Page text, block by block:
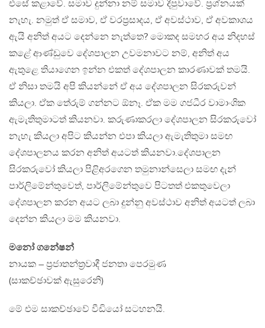
එසේ කළාවේ. සමාව දුන්නා නම් සමාව දීපුවාවේ. ප‍්‍රශ්නයක්
නැහැ. නමුත් ඒ සමාව, ඒ වරප‍්‍රසාදය, ඒ අවස්ථාව, ඒ අවකාශය
ඇයි අනිත් අයට දෙන්නෙ නැත්තෙ? මොකද සමහර අය නිදහස්
කළේ ආණ්ඩුවෙ දේශපාලන උවමනාවට නම්, අනිත් අය
ඇතුළෙ තියාගෙන ඉන්න එකත් දේශපාලන කාරණාවක් තමයි.
ඒ නිසා තමයි අපි කියන්නේ ඒ අය දේශපාලන සිරකරුවන්
කියලා. ඒක තේරුම් ගන්නට ඕනෑ. ඒක මම ගජධීර වාමාංශික
ඇමැතිතුමාටත් කියනවා. කරුණාකරලා දේශපාලන සිරකරුවෝ
නැහැ කියලා අපිට කියන්න එපා කියලා ඇමැතිතුමා සමඟ
දේශපාලනය කරන අනිත් අයටත් කියනවා.දේශපාලන
සිරකරුවෝ කියලා පිළිඅරගෙන තමුනාන්සෙලා සමඟ දැන්
පාර්ලිමේන්තුවෙත්, පාර්ලිමේන්තුවෙ පිටතත් එකතුවෙලා
දේශපාලන කරන අයට ලබා දුන්නු අවස්ථාව අනිත් අයටත් ලබා
දෙන්න කියලා මම කියනවා.
මනෝ ගනේෂන්
නායක – ප‍්‍රජාතන්ත‍්‍රවාදී ජනතා පෙරමුණ
(සාකච්ඡාවක් ඇසුරෙනි)
මේ එම සාකච්ඡාවේ වීඩියෝ සටහනයි.